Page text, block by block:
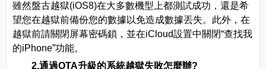
雖然盤古越獄(iOS8)在大多數機型上都測試成功，還是希
望您在越獄前備份您的數據以免造成數據丟失。此外，在
越獄前請關閉屏幕密碼鎖，並在iCloud設置中關閉“查找我
的iPhone”功能。
2.通過OTA升級的系統越獄失敗怎麼辦?